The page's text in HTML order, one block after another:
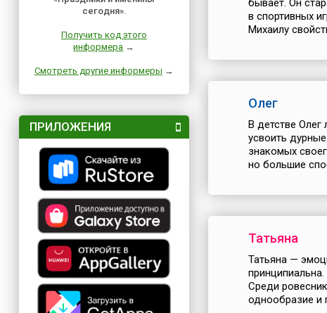
сегодня».
Получить код этого
информера →
Смотреть другие информеры →
ПРИЛОЖЕНИЯ
бывает. Он
в спортивных
Михаилу
Олег
В детстве
усвоить
знакомых
но большие
Татьяна
Татьяна —
Среди
однообразие и